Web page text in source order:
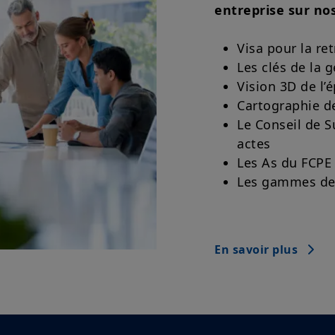
entreprise sur
Visa pour la
Les clés de la
Vision 3D de
Cartographie
Le Conseil de
actes
Les As du
Les gammes
En savoir plus